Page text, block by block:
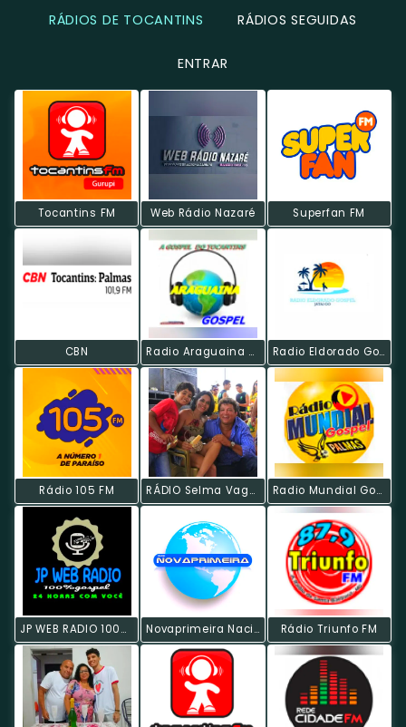
RÁDIOS DE TOCANTINS RÁDIOS SEGUIDAS
ENTRAR
Tocantins FM Web Rádio Nazaré Superfan FM
CBN Radio Araguaina Gospel Radio Eldorado Gospel
Rádio 105 FM RÁDIO Selma Vagna FM Radio Mundial Gospel
JP WEB RADIO 100% GOSPEL Novaprimeira Nacional Rádio Triunfo FM